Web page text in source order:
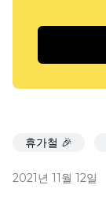
휴가철 🎉
2021년 11월 12일